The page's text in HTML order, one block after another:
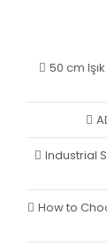
50 cm
Industrial
How to